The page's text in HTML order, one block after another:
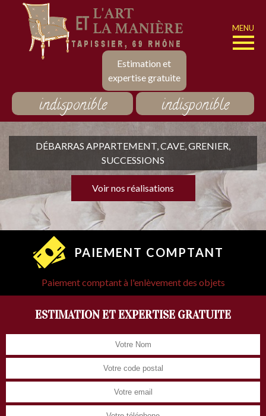
Estimation et
expertise gratuite
MENU
indisponible indisponible
DÉBARRAS APPARTEMENT, CAVE, GRENIER,
SUCCESSIONS
Voir nos réalisations
PAIEMENT COMPTANT
Paiement comptant à l'enlèvement des objets
ESTIMATION ET EXPERTISE GRATUITE